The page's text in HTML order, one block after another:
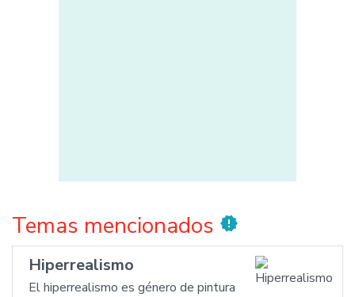
Temas mencionados new_releases
Hiperrealismo
El hiperrealismo es género de pintura